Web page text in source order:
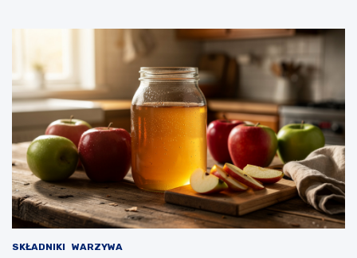
SKŁADNIKI WARZYWA